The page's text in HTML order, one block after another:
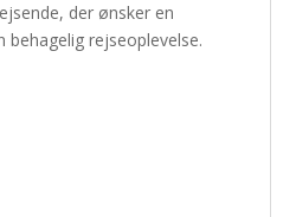
der ønsker en
behagelig rejseoplevelse.